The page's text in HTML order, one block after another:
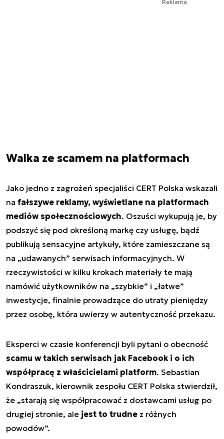
Reklama
Walka ze scamem na platformach
Jako jedno z zagrożeń specjaliści CERT Polska wskazali
na fałszywe reklamy, wyświetlane na platformach
mediów społecznościowych. Oszuści wykupują je, by
podszyć się pod określoną markę czy usługę, bądź
publikują sensacyjne artykuły, które zamieszczane są
na „udawanych” serwisach informacyjnych. W
rzeczywistości w kilku krokach materiały te mają
namówić użytkowników na „szybkie” i „łatwe”
inwestycje, finalnie prowadzące do utraty pieniędzy
przez osobę, która uwierzy w autentyczność przekazu.
Eksperci w czasie konferencji byli pytani o obecność
scamu w takich serwisach jak Facebook i o ich
współpracę z właścicielami platform. Sebastian
Kondraszuk, kierownik zespołu CERT Polska stwierdził,
że „starają się współpracować z dostawcami usług po
drugiej stronie, ale jest to trudne z różnych
powodów”.